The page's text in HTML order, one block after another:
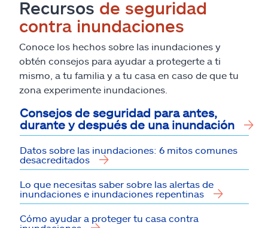
Recursos de seguridad
contra inundaciones
Conoce los hechos sobre las inundaciones y
obtén consejos para ayudar a protegerte a ti
mismo, a tu familia y a tu casa en caso de que tu
zona experimente inundaciones.
Consejos de seguridad para antes,
durante y después de una inundación
Datos sobre las inundaciones: 6 mitos comunes
desacreditados
Lo que necesitas saber sobre las alertas de
inundaciones e inundaciones repentinas
Cómo ayudar a proteger tu casa contra